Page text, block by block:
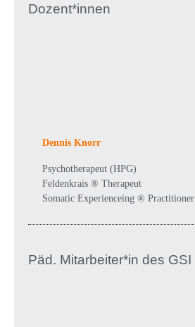
Dozent*innen
Dennis Knorr
Psychotherapeut (HPG)
Feldenkrais ® Therapeut
Somatic Experienceing ® Practitioner
Päd. Mitarbeiter*in des GSI